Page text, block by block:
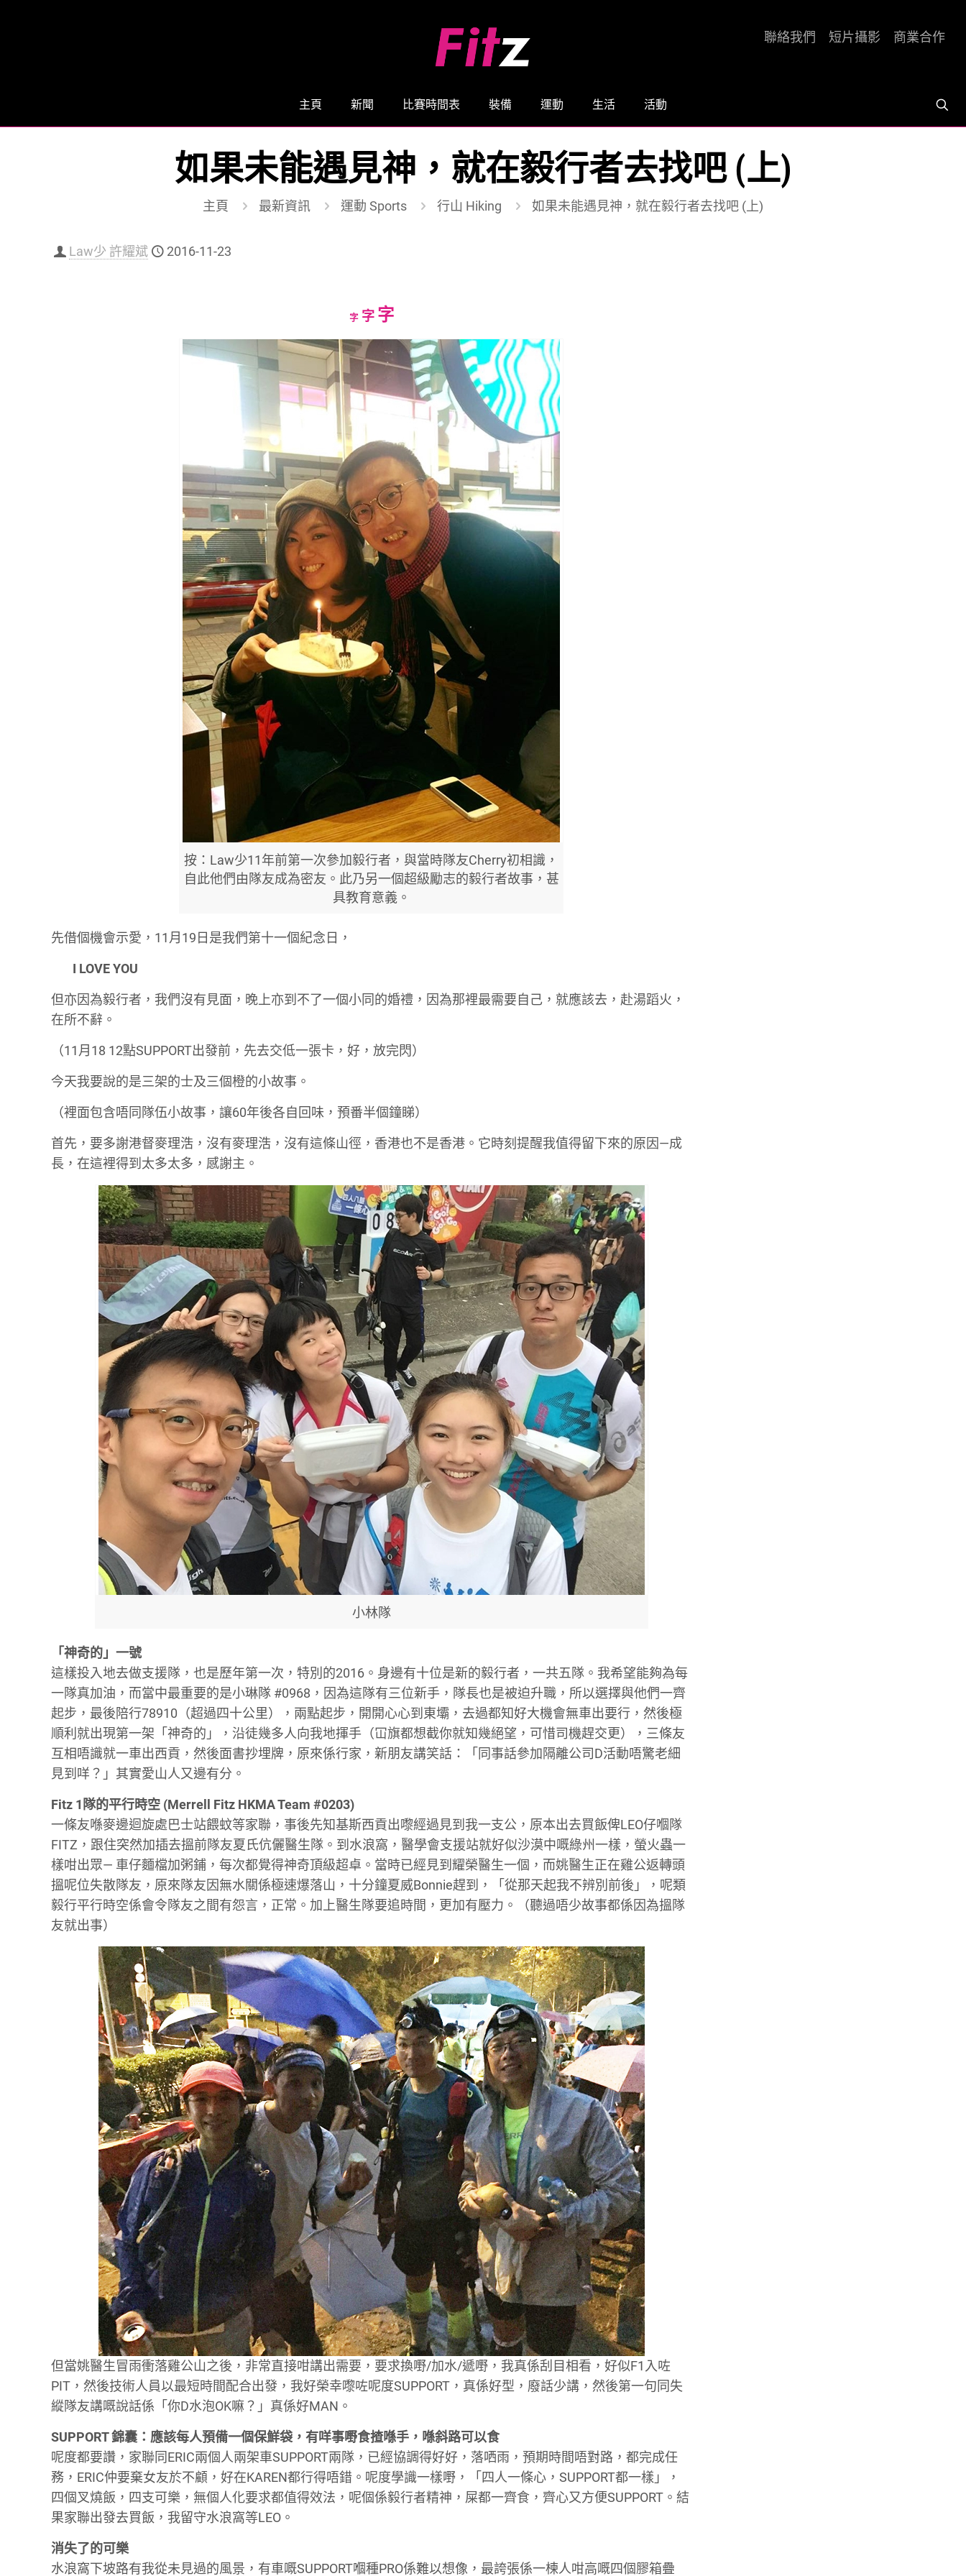
主頁 新聞 比賽時間表 裝備 運動 生活 活動
聯絡我們 短片攝影 商業合作
如果未能遇見神，就在毅行者去找吧 (上)
主頁 最新資訊 運動 Sports 行山 Hiking 如果未能遇見神，就在毅行者去找吧 (上)
Law少 許耀斌 2016-11-23
字Decrease
size.
字Reset
size.
字Increase
font
size.
按：Law少11年前第一次參加毅行者，與當時隊友Cherry初相識，
自此他們由隊友成為密友。此乃另一個超級勵志的毅行者故事，甚
具教育意義。
先借個機會示愛，11月19日是我們第十一個紀念日，
I LOVE YOU
但亦因為毅行者，我們沒有見面，晚上亦到不了一個小同的婚禮，因為那裡最需要自己，就應該去，赴湯蹈火，
在所不辭。
（11月18 12點SUPPORT出發前，先去交低一張卡，好，放完閃）
今天我要說的是三架的士及三個橙的小故事。
（裡面包含唔同隊伍小故事，讓60年後各自回味，預番半個鐘睇）
首先，要多謝港督麥理浩，沒有麥理浩，沒有這條山徑，香港也不是香港。它時刻提醒我值得留下來的原因—成
長，在這裡得到太多太多，感謝主。
小林隊
「神奇的」一號
這樣投入地去做支援隊，也是歷年第一次，特別的2016。身邊有十位是新的毅行者，一共五隊。我希望能夠為每
一隊真加油，而當中最重要的是小琳隊 #0968，因為這隊有三位新手，隊長也是被迫升職，所以選擇與他們一齊
起步，最後陪行78910（超過四十公里），兩點起步，開開心心到東壩，去過都知好大機會無車出要行，然後極
順利就出現第一架「神奇的」，沿徒幾多人向我地揮手（冚旗都想截你就知幾絕望，可惜司機趕交更），三條友
互相唔識就一車出西貢，然後面書抄埋牌，原來係行家，新朋友講笑話：「同事話參加隔離公司D活動唔驚老細
見到咩？」其實愛山人又邊有分。
Fitz 1隊的平行時空 (Merrell Fitz HKMA Team #0203)
一條友喺麥邊迴旋處巴士站餵蚊等家聯，事後先知基斯西貢出嚟經過見到我一支公，原本出去買飯俾LEO仔嗰隊
FITZ，跟住突然加插去搵前隊友夏氏伉儷醫生隊。到水浪窩，醫學會支援站就好似沙漠中嘅綠州一樣，螢火蟲一
樣咁出眾— 車仔麵檔加粥鋪，每次都覺得神奇頂級超卓。當時已經見到耀榮醫生一個，而姚醫生正在雞公返轉頭
搵呢位失散隊友，原來隊友因無水關係極速爆落山，十分鐘夏威Bonnie趕到，「從那天起我不辨別前後」，呢類
毅行平行時空係會令隊友之間有怨言，正常。加上醫生隊要追時間，更加有壓力。（聽過唔少故事都係因為搵隊
友就出事）
但當姚醫生冒雨衝落雞公山之後，非常直接咁講出需要，要求換嘢/加水/遞嘢，我真係刮目相看，好似F1入咗
PIT，然後技術人員以最短時間配合出發，我好榮幸嚟咗呢度SUPPORT，真係好型，廢話少講，然後第一句同失
縱隊友講嘅說話係「你D水泡OK嘛？」真係好MAN。
SUPPORT 錦囊：應該每人預備一個保鮮袋，有咩事嘢食揸喺手，喺斜路可以食
呢度都要讚，家聯同ERIC兩個人兩架車SUPPORT兩隊，已經協調得好好，落哂雨，預期時間唔對路，都完成任
務，ERIC仲要棄女友於不顧，好在KAREN都行得唔錯。呢度學識一樣嘢，「四人一條心，SUPPORT都一樣」，
四個叉燒飯，四支可樂，無個人化要求都值得效法，呢個係毅行者精神，屎都一齊食，齊心又方便SUPPORT。結
果家聯出發去買飯，我留守水浪窩等LEO。
消失了的可樂
水浪窩下坡路有我從未見過的風景，有車嘅SUPPORT嗰種PRO係難以想像，最誇張係一楝人咁高嘅四個膠箱疊